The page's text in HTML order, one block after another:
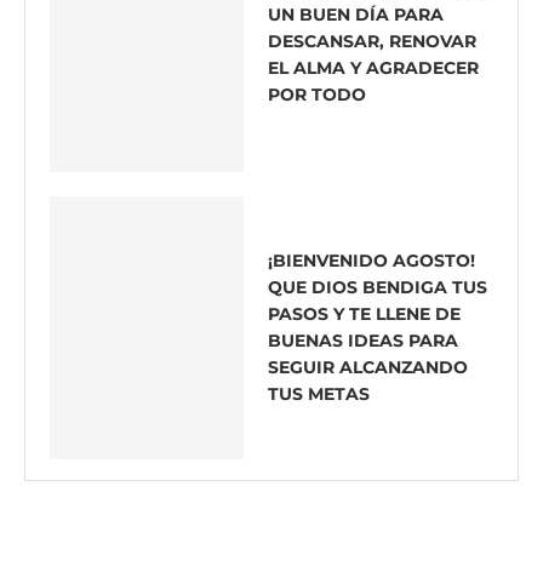
UN BUEN DÍA PARA
DESCANSAR, RENOVAR
EL ALMA Y AGRADECER
POR TODO
¡BIENVENIDO AGOSTO!
QUE DIOS BENDIGA TUS
PASOS Y TE LLENE DE
BUENAS IDEAS PARA
SEGUIR ALCANZANDO
TUS METAS